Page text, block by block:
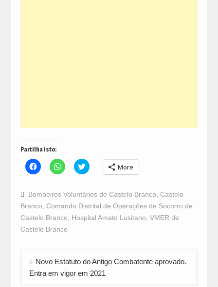
Partilha isto:
Click
to
Facebook
(Opens
in
new
window)
Click
to
WhatsApp
(Opens
in
new
window)
Click
to
Twitter
(Opens
in
new
window)
More
Bombeiros Voluntários de Castelo Branco Castelo
Branco Comando Distrital de Operações de Socorro de
Castelo Branco
Hospital Amato Lusitano VMER de
Castelo Branco
Navegação
de
Novo Estatuto do Antigo Combatente aprovado.
Entra em vigor em 2021